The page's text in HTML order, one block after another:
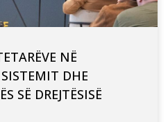
NË
DHE
SË DREJTËSISË